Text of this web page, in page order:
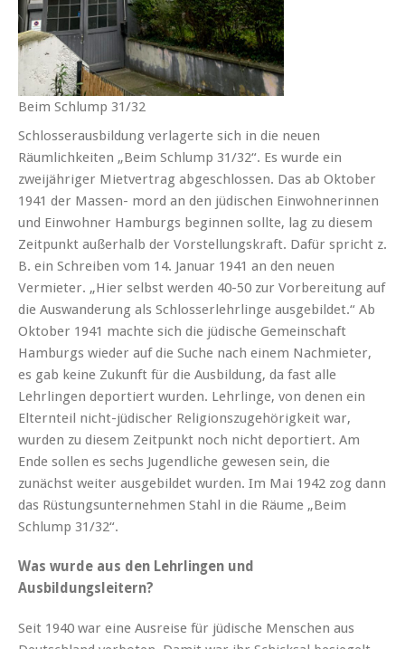
Beim Schlump 31/32
Schlosserausbildung verlagerte sich in die neuen
Räumlichkeiten „Beim Schlump 31/32“. Es wurde ein
zweijähriger Mietvertrag abgeschlossen. Das ab Oktober
1941 der Massen- mord an den jüdischen Einwohnerinnen
und Einwohner Hamburgs beginnen sollte, lag zu diesem
Zeitpunkt außerhalb der Vorstellungskraft. Dafür spricht z.
B. ein Schreiben vom 14. Januar 1941 an den neuen
Vermieter. „Hier selbst werden 40-50 zur Vorbereitung auf
die Auswanderung als Schlosserlehrlinge ausgebildet.“ Ab
Oktober 1941 machte sich die jüdische Gemeinschaft
Hamburgs wieder auf die Suche nach einem Nachmieter,
es gab keine Zukunft für die Ausbildung, da fast alle
Lehrlingen deportiert wurden. Lehrlinge, von denen ein
Elternteil nicht-jüdischer Religionszugehörigkeit war,
wurden zu diesem Zeitpunkt noch nicht deportiert. Am
Ende sollen es sechs Jugendliche gewesen sein, die
zunächst weiter ausgebildet wurden. Im Mai 1942 zog dann
das Rüstungsunternehmen Stahl in die Räume „Beim
Schlump 31/32“.
Was wurde aus den Lehrlingen und
Ausbildungsleitern?
Seit 1940 war eine Ausreise für jüdische Menschen aus